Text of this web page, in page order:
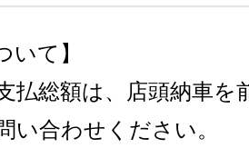
いて】
払総額は、店頭納車を
い合わせください。